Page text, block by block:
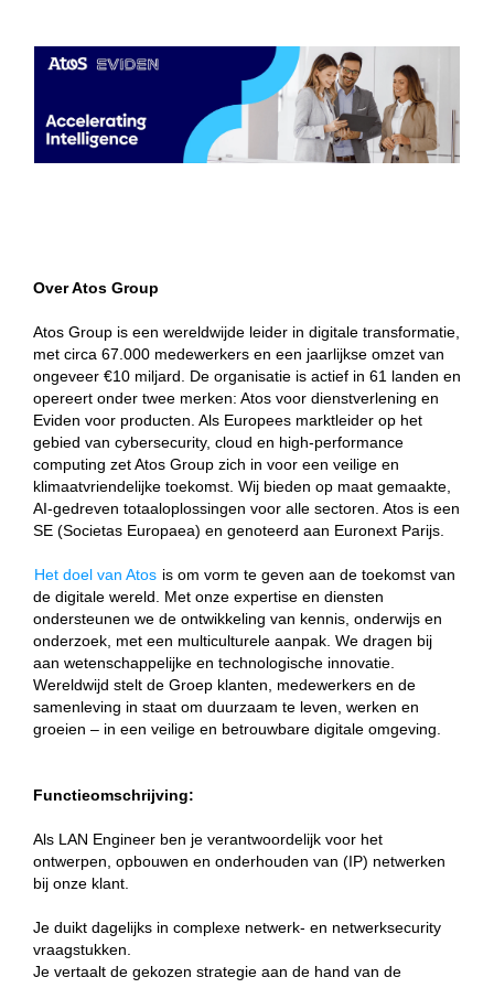
Over Atos Group
Atos Group is een wereldwijde leider in digitale transformatie,
met circa 67.000 medewerkers en een jaarlijkse omzet van
ongeveer €10 miljard. De organisatie is actief in 61 landen en
opereert onder twee merken: Atos voor dienstverlening en
Eviden voor producten. Als Europees marktleider op het
gebied van cybersecurity, cloud en high-performance
computing zet Atos Group zich in voor een veilige en
klimaatvriendelijke toekomst. Wij bieden op maat gemaakte,
AI-gedreven totaaloplossingen voor alle sectoren. Atos is een
SE (Societas Europaea) en genoteerd aan Euronext Parijs.
Het doel van Atos is om vorm te geven aan de toekomst van
de digitale wereld. Met onze expertise en diensten
ondersteunen we de ontwikkeling van kennis, onderwijs en
onderzoek, met een multiculturele aanpak. We dragen bij
aan wetenschappelijke en technologische innovatie.
Wereldwijd stelt de Groep klanten, medewerkers en de
samenleving in staat om duurzaam te leven, werken en
groeien – in een veilige en betrouwbare digitale omgeving.
Functieomschrijving:
Als LAN Engineer ben je verantwoordelijk voor het
ontwerpen, opbouwen en onderhouden van (IP) netwerken
bij onze klant.
Je duikt dagelijks in complexe netwerk- en netwerksecurity
vraagstukken.
Je vertaalt de gekozen strategie aan de hand van de